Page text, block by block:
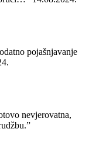
pojašnjavanje
nevjerovatna,